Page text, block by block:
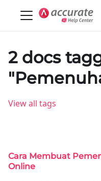
2 docs
View all tags
Cara Membuat
Online